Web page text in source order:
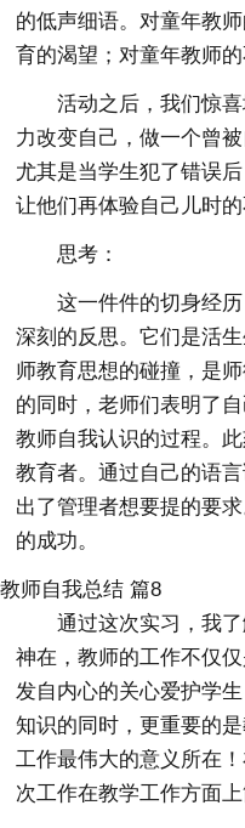
的低声细语。对童年教
育的渴望；对童年教师
活动之后，我们惊
力改变自己，做一个曾
尤其是当学生犯了错误
让他们再体验自己儿时的
思考：
这一件件的切身经
深刻的反思。它们是活
师教育思想的碰撞，是
的同时，老师们表明了
教师自我认识的过程。
教育者。通过自己的语
出了管理者想要提的要
的成功。
教师自我总结 篇8
通过这次实习，我
神在，教师的工作不仅
发自内心的关心爱护学
知识的同时，更重要的
工作最伟大的意义所在
次工作在教学工作方面